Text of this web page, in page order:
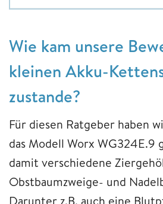
Wie kam unsere
kleinen Akku-
zustande?
Für diesen Ratgeber haben
das Modell Worx WG324E.9
damit verschiedene
Obstbaumzweige- und